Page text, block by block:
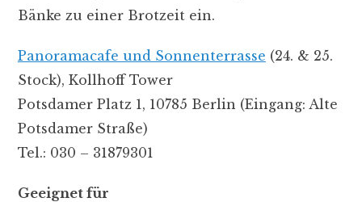
Bänke zu einer Brotzeit ein.
Panoramacafe und Sonnenterrasse (24. & 25.
Stock), Kollhoff Tower
Potsdamer Platz 1, 10785 Berlin (Eingang: Alte
Potsdamer Straße)
Tel.: 030 – 31879301
Geeignet für